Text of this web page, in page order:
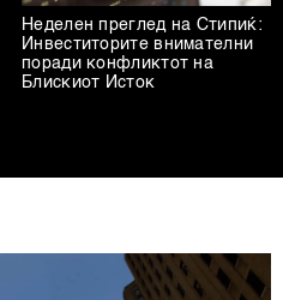
Неделен преглед на Стипиќ:
Инвеститорите внимателни
поради конфликтот на
Блискиот Исток